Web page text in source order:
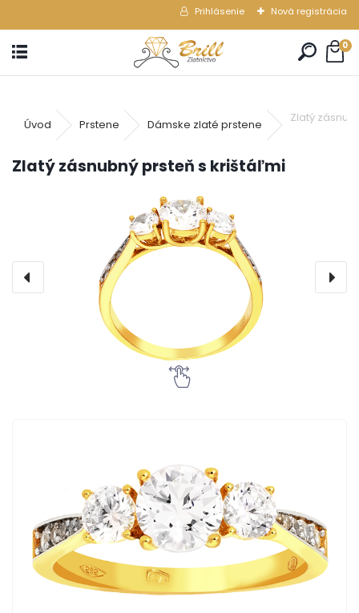
Prihlásenie Nová registrácia
0
Úvod Prstene Dámske zlaté prstene
Zlatý
Zlatý zásnubný prsteň s krištáľmi